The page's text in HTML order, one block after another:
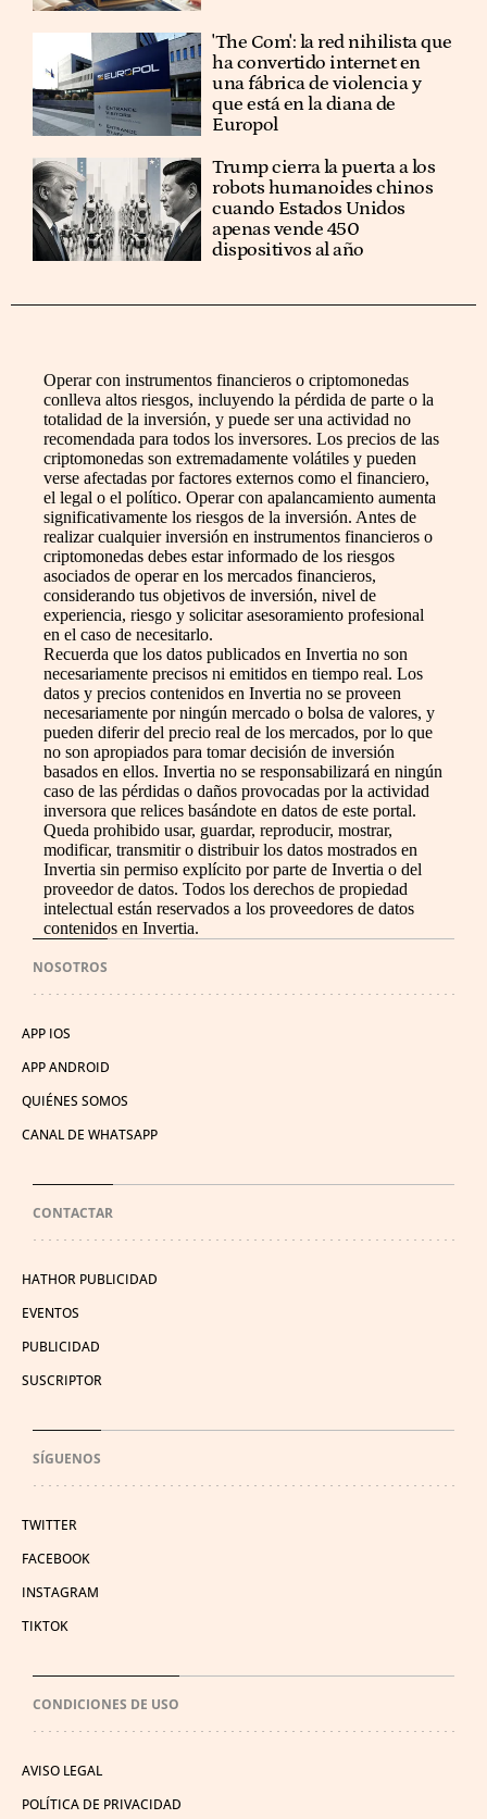
'The Com': la red nihilista que
ha convertido internet en
una fábrica de violencia y
que está en la diana de
Europol
Trump cierra la puerta a los
robots humanoides chinos
cuando Estados Unidos
apenas vende 450
dispositivos al año
Operar con instrumentos financieros o criptomonedas
conlleva altos riesgos, incluyendo la pérdida de parte o la
totalidad de la inversión, y puede ser una actividad no
recomendada para todos los inversores. Los precios de las
criptomonedas son extremadamente volátiles y pueden
verse afectadas por factores externos como el financiero,
el legal o el político. Operar con apalancamiento aumenta
significativamente los riesgos de la inversión. Antes de
realizar cualquier inversión en instrumentos financieros o
criptomonedas debes estar informado de los riesgos
asociados de operar en los mercados financieros,
considerando tus objetivos de inversión, nivel de
experiencia, riesgo y solicitar asesoramiento profesional
en el caso de necesitarlo.
Recuerda que los datos publicados en Invertia no son
necesariamente precisos ni emitidos en tiempo real. Los
datos y precios contenidos en Invertia no se proveen
necesariamente por ningún mercado o bolsa de valores, y
pueden diferir del precio real de los mercados, por lo que
no son apropiados para tomar decisión de inversión
basados en ellos. Invertia no se responsabilizará en ningún
caso de las pérdidas o daños provocadas por la actividad
inversora que relices basándote en datos de este portal.
Queda prohibido usar, guardar, reproducir, mostrar,
modificar, transmitir o distribuir los datos mostrados en
Invertia sin permiso explícito por parte de Invertia o del
proveedor de datos. Todos los derechos de propiedad
intelectual están reservados a los proveedores de datos
contenidos en Invertia.
NOSOTROS
APP IOS
APP ANDROID
QUIÉNES SOMOS
CANAL DE WHATSAPP
CONTACTAR
HATHOR PUBLICIDAD
EVENTOS
PUBLICIDAD
SUSCRIPTOR
SÍGUENOS
TWITTER
FACEBOOK
INSTAGRAM
TIKTOK
CONDICIONES DE USO
AVISO LEGAL
POLÍTICA DE PRIVACIDAD